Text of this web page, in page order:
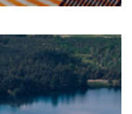
банк (далее также –